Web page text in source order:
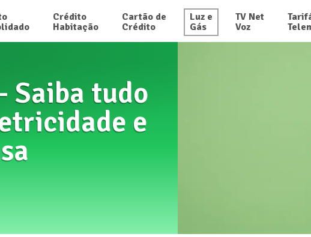
Crédito
Habitação
Cartão de
Crédito
Luz e
Gás
TV Net
Voz
Saiba tudo
e